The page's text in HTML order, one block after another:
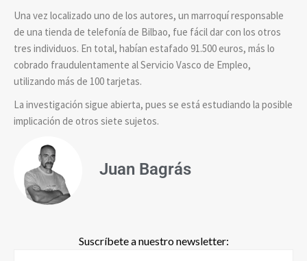
Una vez localizado uno de los autores, un marroquí responsable
de una tienda de telefonía de Bilbao, fue fácil dar con los otros
tres individuos. En total, habían estafado 91.500 euros, más lo
cobrado fraudulentamente al Servicio Vasco de Empleo,
utilizando más de 100 tarjetas.
La investigación sigue abierta, pues se está estudiando la posible
implicación de otros siete sujetos.
Juan Bagrás
Suscríbete a nuestro newsletter: